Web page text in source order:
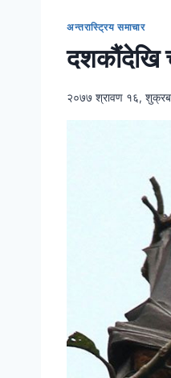
अन्तरास्ट्रिय समाचार
दशकौंदेखि
२०७७ श्रावण १६,